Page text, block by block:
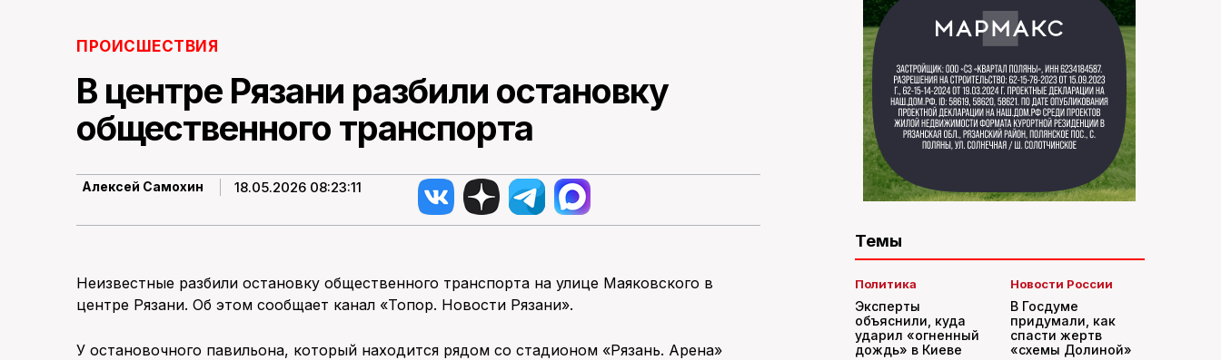
ПРОИСШЕСТВИЯ
В центре Рязани разбили остановку
общественного транспорта
Алексей Самохин 18.05.2026 08:23:11
Неизвестные разбили остановку общественного транспорта на улице Маяковского в
центре Рязани. Об этом сообщает канал «Топор. Новости Рязани».
У остановочного павильона, который находится рядом со стадионом «Рязань. Арена»
Темы
Политика
Эксперты
объяснили, куда
ударил «огненный
дождь» в Киеве
Новости России
В Госдуме
придумали, как
спасти жертв
«схемы Долиной»